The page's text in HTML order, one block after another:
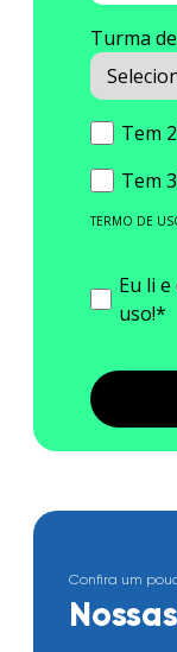
Turma
Tem
Tem
TERMO DE
Eu li
uso!*
Confira um